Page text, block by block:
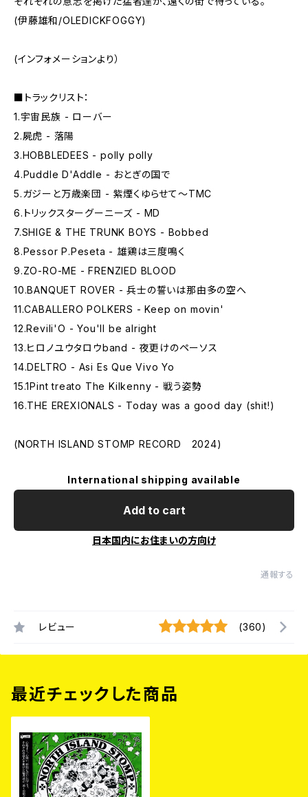
(伊藤雄和/OLEDICKFOGGY)
(インフォメーションより）
■トラックリスト：
1.宇宙民族 - ローバー
2.屍虎 - 落陽
3.HOBBLEDEES - polly polly
4.Puddle D'Addle - おとぎの国で
5.ガジーと万歳楽団 - 紫煙くゆらせて〜TMC
6.トリックスターグーニーズ - MD
7.SHIGE & THE TRUNK BOYS - Bobbed
8.Pessor P.Peseta - 雄鶏は三度鳴く
9.ZO-RO-ME - FRENZIED BLOOD
10.BANQUET ROVER - 兵士の誓いは那由多の空へ
11.CABALLERO POLKERS - Keep on movin'
12.Revili'O - You'll be alright
13.ヒロノユウタロウband - 夜更けのペーソス
14.DELTRO - Asi Es Que Vivo Yo
15.1Pint treato The Kilkenny - 戦う姿勢
16.THE EREXIONALS - Today was a good day (shit!)
(NORTH ISLAND STOMP RECORD 2024)
International shipping available
Add to cart
日本国内にお住まいの方向け
通報する
レビュー (360)
最近チェックした商品